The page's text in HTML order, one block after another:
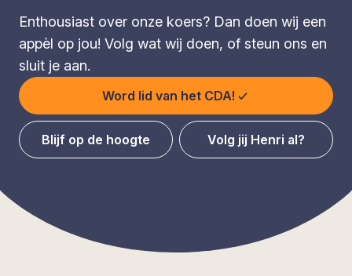
Enthousiast over onze koers? Dan doen wij een
appèl op jou! Volg wat wij doen, of steun ons en
sluit je aan.
Word lid van het CDA!
Blijf op de hoogte Volg jij Henri al?